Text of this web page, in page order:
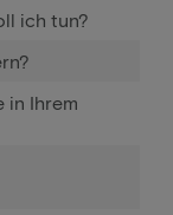
ich tun?
in Ihrem